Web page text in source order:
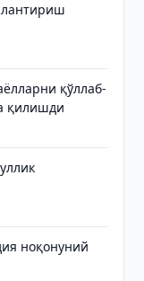
қўллаб-
қилишди
ноқонуний